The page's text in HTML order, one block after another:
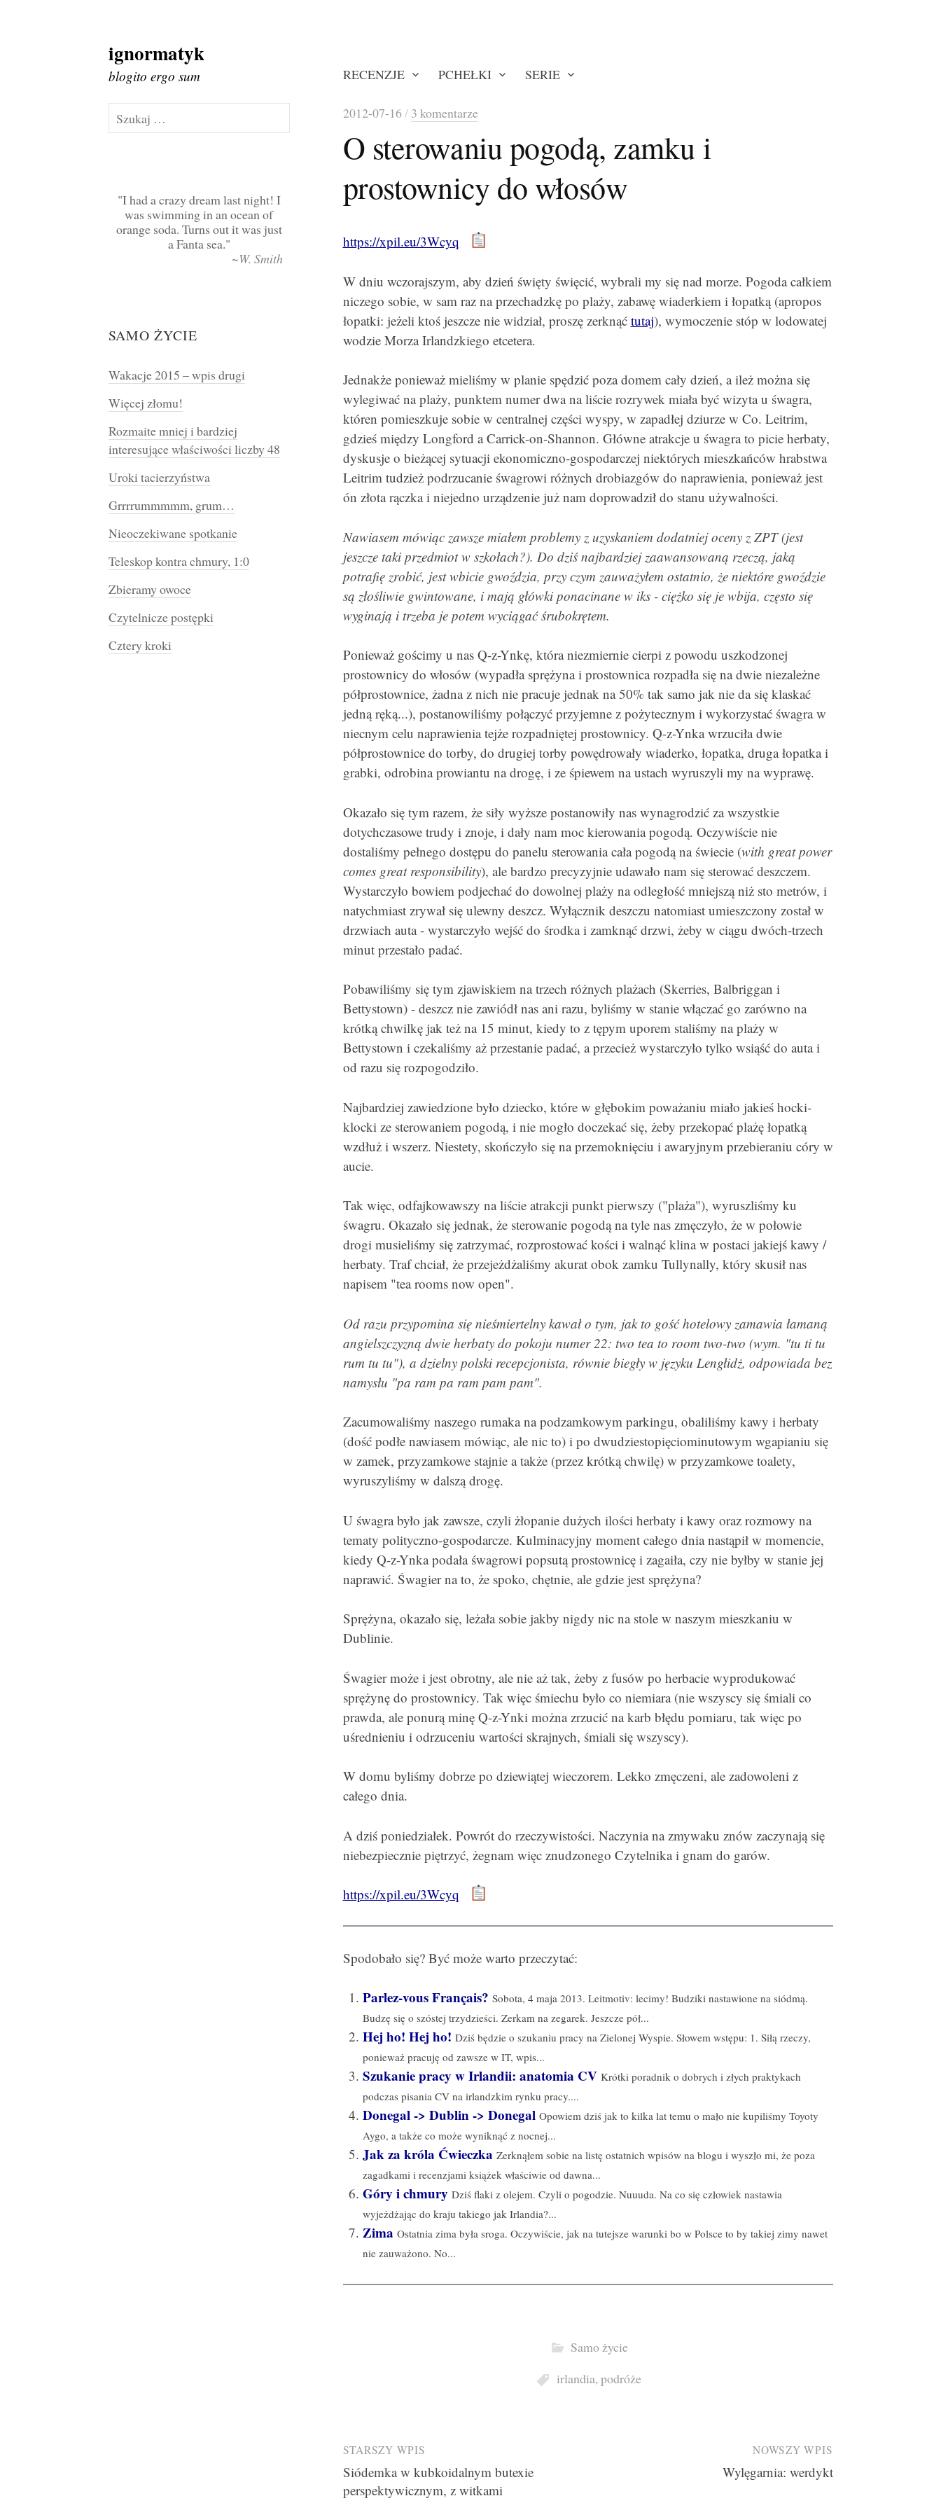
Skip
to
content
ignormatyk
blogito ergo sum RECENZJE PCHEŁKI SERIE
2012-07-16/ 3 komentarze
O sterowaniu pogodą, zamku i
prostownicy do włosów
https://xpil.eu/3Wcyq
W dniu wczorajszym, aby dzień święty święcić, wybrali my się nad morze. Pogoda całkiem
niczego sobie, w sam raz na przechadzkę po plaży, zabawę wiaderkiem i łopatką (apropos
łopatki: jeżeli ktoś jeszcze nie widział, proszę zerknąć tutaj), wymoczenie stóp w lodowatej
wodzie Morza Irlandzkiego etcetera.
Jednakże ponieważ mieliśmy w planie spędzić poza domem cały dzień, a ileż można się
wylegiwać na plaży, punktem numer dwa na liście rozrywek miała być wizyta u śwagra,
któren pomieszkuje sobie w centralnej części wyspy, w zapadłej dziurze w Co. Leitrim,
gdzieś między Longford a Carrick-on-Shannon. Główne atrakcje u śwagra to picie herbaty,
dyskusje o bieżącej sytuacji ekonomiczno-gospodarczej niektórych mieszkańców hrabstwa
Leitrim tudzież podrzucanie śwagrowi różnych drobiazgów do naprawienia, ponieważ jest
ón złota rączka i niejedno urządzenie już nam doprowadził do stanu używalności.
Nawiasem mówiąc zawsze miałem problemy z uzyskaniem dodatniej oceny z ZPT (jest
jeszcze taki przedmiot w szkołach?). Do dziś najbardziej zaawansowaną rzeczą, jaką
potrafię zrobić, jest wbicie gwoździa, przy czym zauważyłem ostatnio, że niektóre gwoździe
są złośliwie gwintowane, i mają główki ponacinane w iks - ciężko się je wbija, często się
wyginają i trzeba je potem wyciągać śrubokrętem.
Ponieważ gościmy u nas Q-z-Ynkę, która niezmiernie cierpi z powodu uszkodzonej
prostownicy do włosów (wypadła sprężyna i prostownica rozpadła się na dwie niezależne
półprostownice, żadna z nich nie pracuje jednak na 50% tak samo jak nie da się klaskać
jedną ręką...), postanowiliśmy połączyć przyjemne z pożytecznym i wykorzystać śwagra w
niecnym celu naprawienia tejże rozpadniętej prostownicy. Q-z-Ynka wrzuciła dwie
półprostownice do torby, do drugiej torby powędrowały wiaderko, łopatka, druga łopatka i
grabki, odrobina prowiantu na drogę, i ze śpiewem na ustach wyruszyli my na wyprawę.
Okazało się tym razem, że siły wyższe postanowiły nas wynagrodzić za wszystkie
dotychczasowe trudy i znoje, i dały nam moc kierowania pogodą. Oczywiście nie
dostaliśmy pełnego dostępu do panelu sterowania cała pogodą na świecie (with great power
comes great responsibility), ale bardzo precyzyjnie udawało nam się sterować deszczem.
Wystarczyło bowiem podjechać do dowolnej plaży na odległość mniejszą niż sto metrów, i
natychmiast zrywał się ulewny deszcz. Wyłącznik deszczu natomiast umieszczony został w
drzwiach auta - wystarczyło wejść do środka i zamknąć drzwi, żeby w ciągu dwóch-trzech
minut przestało padać.
Pobawiliśmy się tym zjawiskiem na trzech różnych plażach (Skerries, Balbriggan i
Bettystown) - deszcz nie zawiódł nas ani razu, byliśmy w stanie włączać go zarówno na
krótką chwilkę jak też na 15 minut, kiedy to z tępym uporem staliśmy na plaży w
Bettystown i czekaliśmy aż przestanie padać, a przecież wystarczyło tylko wsiąść do auta i
od razu się rozpogodziło.
Najbardziej zawiedzione było dziecko, które w głębokim poważaniu miało jakieś hocki-
klocki ze sterowaniem pogodą, i nie mogło doczekać się, żeby przekopać plażę łopatką
wzdłuż i wszerz. Niestety, skończyło się na przemoknięciu i awaryjnym przebieraniu córy w
aucie.
Tak więc, odfajkowawszy na liście atrakcji punkt pierwszy ("plaża"), wyruszliśmy ku
śwagru. Okazało się jednak, że sterowanie pogodą na tyle nas zmęczyło, że w połowie
drogi musieliśmy się zatrzymać, rozprostować kości i walnąć klina w postaci jakiejś kawy /
herbaty. Traf chciał, że przejeżdżaliśmy akurat obok zamku Tullynally, który skusił nas
napisem "tea rooms now open".
Od razu przypomina się nieśmiertelny kawał o tym, jak to gość hotelowy zamawia łamaną
angielszczyzną dwie herbaty do pokoju numer 22: two tea to room two-two (wym. "tu ti tu
rum tu tu"), a dzielny polski recepcjonista, równie biegły w języku Lengłidż, odpowiada bez
namysłu "pa ram pa ram pam pam".
Zacumowaliśmy naszego rumaka na podzamkowym parkingu, obaliliśmy kawy i herbaty
(dość podłe nawiasem mówiąc, ale nic to) i po dwudziestopięciominutowym wgapianiu się
w zamek, przyzamkowe stajnie a także (przez krótką chwilę) w przyzamkowe toalety,
wyruszyliśmy w dalszą drogę.
U śwagra było jak zawsze, czyli żłopanie dużych ilości herbaty i kawy oraz rozmowy na
tematy polityczno-gospodarcze. Kulminacyjny moment całego dnia nastąpił w momencie,
kiedy Q-z-Ynka podała śwagrowi popsutą prostownicę i zagaiła, czy nie byłby w stanie jej
naprawić. Śwagier na to, że spoko, chętnie, ale gdzie jest sprężyna?
Sprężyna, okazało się, leżała sobie jakby nigdy nic na stole w naszym mieszkaniu w
Dublinie.
Śwagier może i jest obrotny, ale nie aż tak, żeby z fusów po herbacie wyprodukować
sprężynę do prostownicy. Tak więc śmiechu było co niemiara (nie wszyscy się śmiali co
prawda, ale ponurą minę Q-z-Ynki można zrzucić na karb błędu pomiaru, tak więc po
uśrednieniu i odrzuceniu wartości skrajnych, śmiali się wszyscy).
W domu byliśmy dobrze po dziewiątej wieczorem. Lekko zmęczeni, ale zadowoleni z
całego dnia.
A dziś poniedziałek. Powrót do rzeczywistości. Naczynia na zmywaku znów zaczynają się
niebezpiecznie piętrzyć, żegnam więc znudzonego Czytelnika i gnam do garów.
https://xpil.eu/3Wcyq
Spodobało się? Być może warto przeczytać:
Parlez-vous Français? Sobota, 4 maja 2013. Leitmotiv: lecimy! Budziki nastawione na siódmą.
Budzę się o szóstej trzydzieści. Zerkam na zegarek. Jeszcze pół...
Hej ho! Hej ho! Dziś będzie o szukaniu pracy na Zielonej Wyspie. Słowem wstępu: 1. Siłą rzeczy,
ponieważ pracuję od zawsze w IT, wpis...
Szukanie pracy w Irlandii: anatomia CV Krótki poradnik o dobrych i złych praktykach
podczas pisania CV na irlandzkim rynku pracy....
Donegal -> Dublin -> Donegal Opowiem dziś jak to kilka lat temu o mało nie kupiliśmy Toyoty
Aygo, a także co może wyniknąć z nocnej...
Jak za króla Ćwieczka Zerknąłem sobie na listę ostatnich wpisów na blogu i wyszło mi, że poza
zagadkami i recenzjami książek właściwie od dawna...
Góry i chmury Dziś flaki z olejem. Czyli o pogodzie. Nuuuda. Na co się człowiek nastawia
wyjeżdżając do kraju takiego jak Irlandia?...
Zima Ostatnia zima była sroga. Oczywiście, jak na tutejsze warunki bo w Polsce to by takiej zimy nawet
nie zauważono. No...
Samo życie
irlandia,podróże
Post
navigation
STARSZY WPIS
Siódemka w kubkoidalnym butexie
perspektywicznym, z witkami
NOWSZY WPIS
Wylęgarnia: werdykt
Szukaj:
I had a crazy dream last night! I
was swimming in an ocean of
orange soda. Turns out it was just
a Fanta sea.
~W. Smith
SAMO ŻYCIE
Wakacje 2015 – wpis drugi
Więcej złomu!
Rozmaite mniej i bardziej
interesujące właściwości liczby 48
Uroki tacierzyństwa
Grrrrummmmm, grum…
Nieoczekiwane spotkanie
Teleskop kontra chmury, 1:0
Zbieramy owoce
Czytelnicze postępki
Cztery kroki